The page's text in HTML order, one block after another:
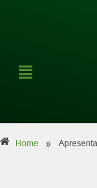
Home »